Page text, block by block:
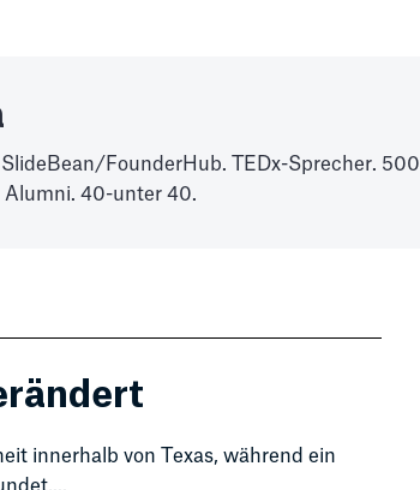
SlideBean/FounderHub. TEDx-Sprecher. 500
Alumni. 40-unter 40.
innerhalb von Texas, während ein